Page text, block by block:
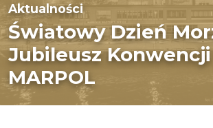
Aktualności
Światowy Dzień
Jubileusz Konwencji
MARPOL